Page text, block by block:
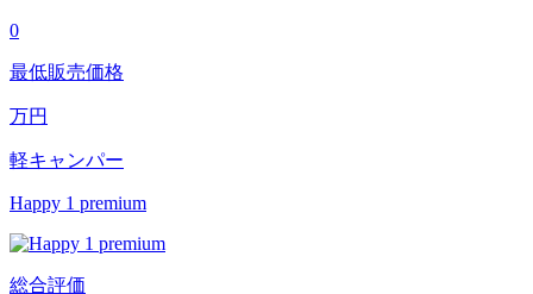
0
最低販売価格
万円
軽キャンパー
Happy 1 premium
総合評価